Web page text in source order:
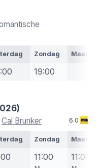
Zondag Maandag
19:00
Cal Brunker 6.0
Zondag Maandag
11:00 11:00